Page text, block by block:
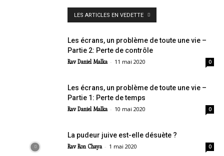
LES ARTICLES EN VEDETTE
Les écrans, un problème de toute une vie –
Partie 2: Perte de contrôle
Rav Daniel Malka - 11 mai 2020 0
Les écrans, un problème de toute une vie –
Partie 1: Perte de temps
Rav Daniel Malka - 10 mai 2020 0
La pudeur juive est-elle désuète ?
Rav Ron Chaya - 1 mai 2020 0